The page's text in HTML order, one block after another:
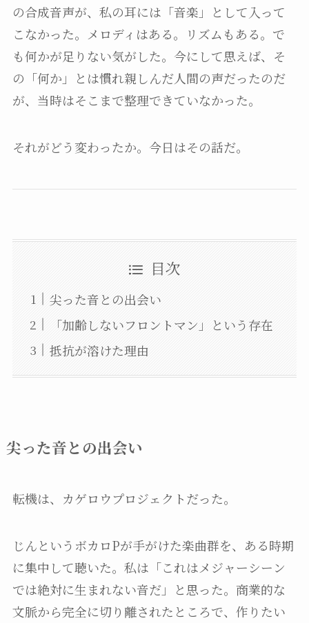
の合成音声が、私の耳には「音楽」として入って
こなかった。メロディはある。リズムもある。で
も何かが足りない気がした。今にして思えば、そ
の「何か」とは慣れ親しんだ人間の声だったのだ
が、当時はそこまで整理できていなかった。
それがどう変わったか。今日はその話だ。
目次
尖った音との出会い
「加齢しないフロントマン」という存在
抵抗が溶けた理由
尖った音との出会い
転機は、カゲロウプロジェクトだった。
じんというボカロPが手がけた楽曲群を、ある時期
に集中して聴いた。私は「これはメジャーシーン
では絶対に生まれない音だ」と思った。商業的な
文脈から完全に切り離されたところで、作りたい